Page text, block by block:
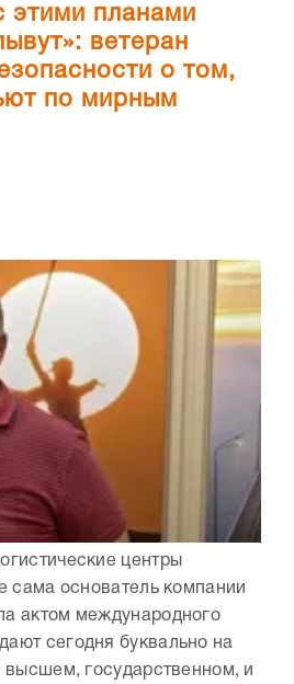
этими планами
ветеран
о том,
по мирным
центры
сама основатель компании
актом международного
сегодня буквально на
высшем, государственном, и